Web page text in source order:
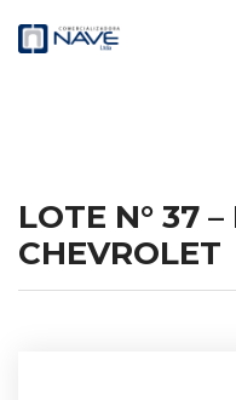
LOTE N° 37
CHEVROLET